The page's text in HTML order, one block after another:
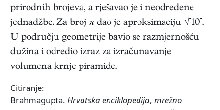
prirodnih brojeva, a rješavao je i neodređene
jednadžbe. Za broj πdao je aproksimaciju √ 10 .
U području geometrije bavio se razmjernošću
dužina i odredio izraz za izračunavanje
volumena krnje piramide.
Citiranje:
Brahmagupta. Hrvatska enciklopedija, mrežno